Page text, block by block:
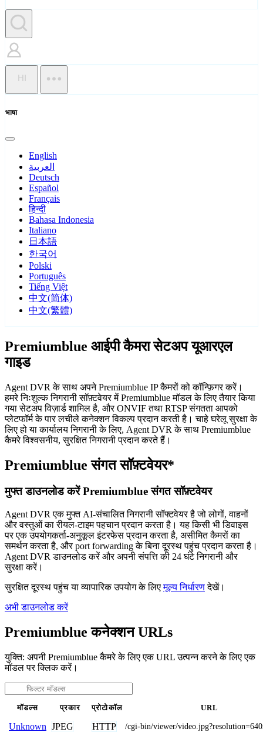
HI
भाषा
English
العربية
Deutsch
Español
Français
हिन्दी
Bahasa Indonesia
Italiano
日本語
한국어
Polski
Português
Tiếng Việt
中文(简体)
中文(繁體)
Premiumblue आईपी कैमरा सेटअप यूआरएल
गाइड
Agent DVR के साथ अपने Premiumblue IP कैमरों को कॉन्फ़िगर करें।
हमरे निःशुल्क निगरानी सॉफ़्टवेयर में Premiumblue मॉडल के लिए तैयार किया
गया सेटअप विज़ार्ड शामिल है, और ONVIF तथा RTSP संगतता आपको
प्लेटफॉर्म के पार लचीले कनेक्शन विकल्प प्रदान करती है। चाहे घरेलू सुरक्षा के
लिए हो या कार्यालय निगरानी के लिए, Agent DVR के साथ Premiumblue
कैमरे विश्वसनीय, सुरक्षित निगरानी प्रदान करते हैं।
Premiumblue संगत सॉफ़्टवेयर*
मुफ्त डाउनलोड करें Premiumblue संगत सॉफ़्टवेयर
Agent DVR एक मुफ्त AI-संचालित निगरानी सॉफ्टवेयर है जो लोगों, वाहनों
और वस्तुओं का रीयल-टाइम पहचान प्रदान करता है। यह किसी भी डिवाइस
पर एक उपयोगकर्ता-अनुकूल इंटरफेस प्रदान करता है, असीमित कैमरों का
समर्थन करता है, और port forwarding के बिना दूरस्थ पहुंच प्रदान करता है।
Agent DVR डाउनलोड करें और अपनी संपत्ति की 24 घंटे निगरानी और
सुरक्षा करें।
सुरक्षित दूरस्थ पहुंच या व्यापारिक उपयोग के लिएमूल्य निर्धारणदेखें।
अभी डाउनलोड करें
Premiumblue कनेक्शन URLs
युक्ति: अपनी Premiumblue कैमरे के लिए एक URL उत्पन्न करने के लिए एक
मॉडल पर क्लिक करें।
मॉडल्स प्रकार प्रोटोकॉल URL
Unknown JPEG HTTP /cgi-bin/viewer/